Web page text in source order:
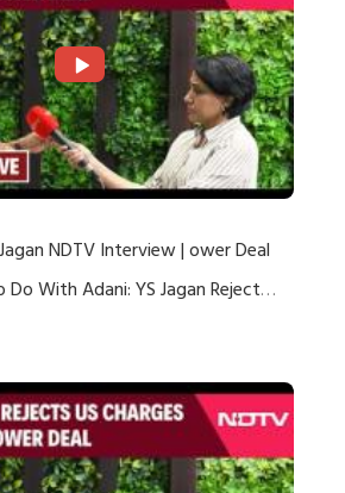
NDTV Interview | ower Deal
With Adani: YS Jagan Rejects